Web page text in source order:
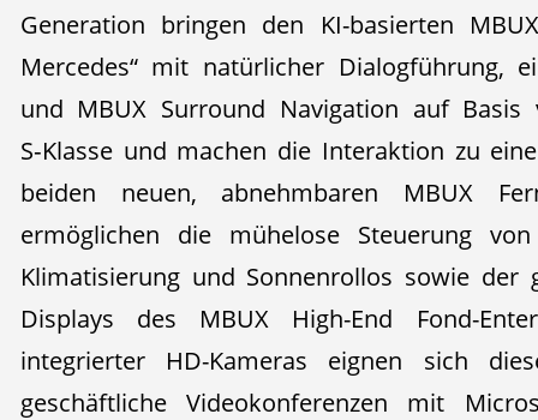
Generation bringen den KI-basierten
Mercedes“ mit natürlicher Dialogführung,
und MBUX Surround Navigation auf
S‑Klasse und machen die Interaktion zu
beiden neuen, abnehmbaren MBUX
ermöglichen die mühelose Steuerung
Klimatisierung und Sonnenrollos sowie der
Displays des MBUX High-End Fond-
integrierter HD-Kameras eignen sich
geschäftliche Videokonferenzen mit